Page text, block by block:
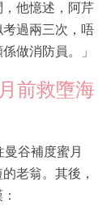
他憶述，阿芹
過兩三次，唔
做消防員。」
前救墮海
谷補度蜜月
老翁。其後，